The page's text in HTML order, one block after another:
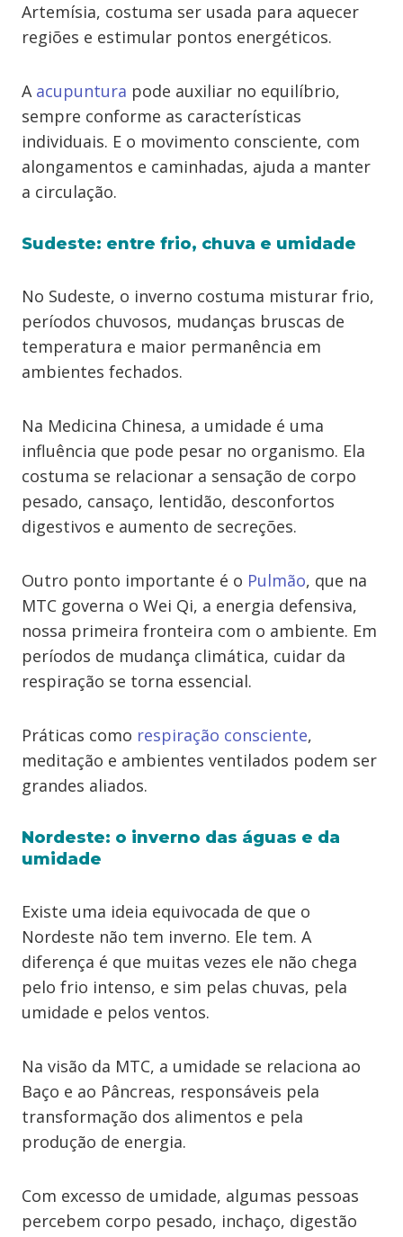
Artemísia, costuma ser usada para aquecer
regiões e estimular pontos energéticos.
A acupuntura pode auxiliar no equilíbrio,
sempre conforme as características
individuais. E o movimento consciente, com
alongamentos e caminhadas, ajuda a manter
a circulação.
Sudeste: entre frio, chuva e umidade
No Sudeste, o inverno costuma misturar frio,
períodos chuvosos, mudanças bruscas de
temperatura e maior permanência em
ambientes fechados.
Na Medicina Chinesa, a umidade é uma
influência que pode pesar no organismo. Ela
costuma se relacionar a sensação de corpo
pesado, cansaço, lentidão, desconfortos
digestivos e aumento de secreções.
Outro ponto importante é o Pulmão, que na
MTC governa o Wei Qi, a energia defensiva,
nossa primeira fronteira com o ambiente. Em
períodos de mudança climática, cuidar da
respiração se torna essencial.
Práticas como respiração consciente,
meditação e ambientes ventilados podem ser
grandes aliados.
Nordeste: o inverno das águas e da
umidade
Existe uma ideia equivocada de que o
Nordeste não tem inverno. Ele tem. A
diferença é que muitas vezes ele não chega
pelo frio intenso, e sim pelas chuvas, pela
umidade e pelos ventos.
Na visão da MTC, a umidade se relaciona ao
Baço e ao Pâncreas, responsáveis pela
transformação dos alimentos e pela
produção de energia.
Com excesso de umidade, algumas pessoas
percebem corpo pesado, inchaço, digestão